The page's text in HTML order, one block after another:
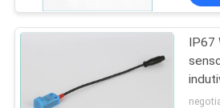
EXCURSÃO
FÁBRICA
Sensor da
óptica
IP67
PNP